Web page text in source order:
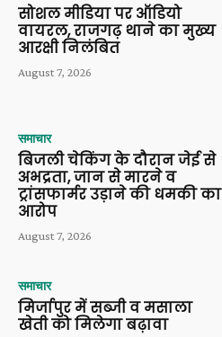
सोशल मीडिया पर ऑडियो
वायरल, राजगढ़ थाने का मुख्य
आरक्षी निलंबित
August 7, 2026
समाचार
बिजली चेकिंग के दौरान जेई से
अभद्रता, जान से मारने व
ट्रांसफार्मर उड़ाने की धमकी का
आरोप
August 7, 2026
समाचार
मिर्जापुर में सब्जी व मसाला
खेती को मिलेगा बढ़ावा